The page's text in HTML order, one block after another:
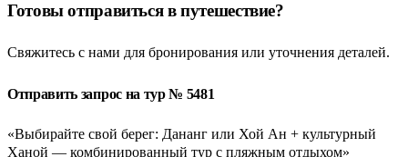
Готовы отправиться в путешествие?
Свяжитесь с нами для бронирования или уточнения деталей.
Отправить запрос на тур № 5481
«Выбирайте свой берег: Дананг или Хой Ан + культурный
Ханой — комбинированный тур с пляжным отдыхом»